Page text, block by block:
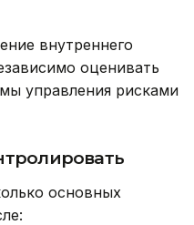
внутреннего
оценивать
управления рисками
основных